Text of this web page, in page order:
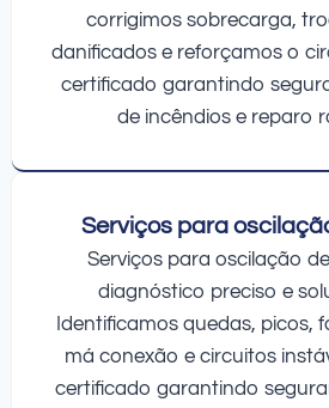
corrigimos sobrecarga,
danificados e reforçamos o
certificado garantindo
de incêndios e reparo
Serviços para
Serviços para oscilação
diagnóstico preciso e
Identificamos quedas, picos,
má conexão e circuitos
certificado garantindo